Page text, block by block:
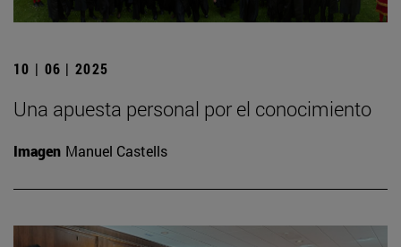
10 | 06 | 2025
Una apuesta personal por el conocimiento
Imagen Manuel Castells